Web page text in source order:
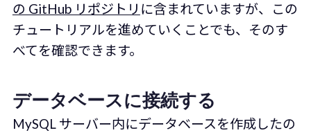
の GitHub リポジトリ に含まれていますが、この
チュートリアルを進めていくことでも、そのす
べてを確認できます。
データベースに接続する
MySQL サーバー内にデータベースを作成したの